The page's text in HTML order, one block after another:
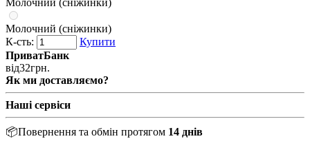
Молочний (сніжинки)
К-сть:
Купити
ПриватБанк
від32грн.
Як ми доставляємо?
Наші сервіси
📦Повернення та обмін протягом 14 днів